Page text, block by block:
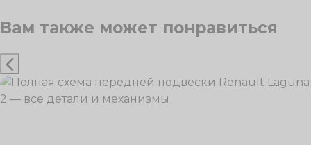
Вам также может понравиться